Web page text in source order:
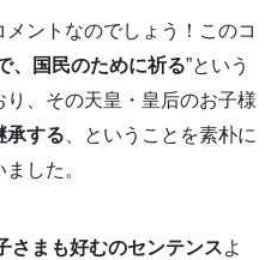
ントなのでしょう！このコ
、国民のために祈る”という
、その天皇・皇后のお子様
承する 、ということを素朴に
した。
さまも好むのセンテンスよ